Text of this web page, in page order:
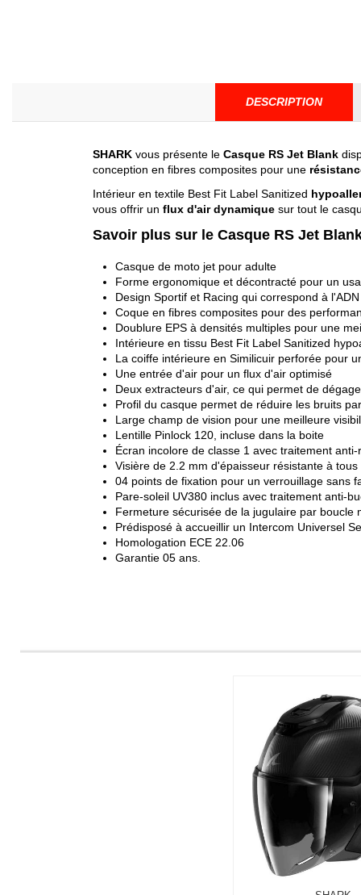
DESCRIPTION
SHARK vous présente le Casque RS Jet Blank
conception en fibres composites pour une
Intérieur en textile Best Fit Label Sanitized
vous offrir un flux d'air dynamique sur tout le
Savoir plus sur le Casque RS Jet
Casque de moto jet pour adulte
Forme ergonomique et décontracté pour un
Design Sportif et Racing qui correspond à
Coque en fibres composites pour des
Doublure EPS à densités multiples pour une
Intérieure en tissu Best Fit Label Sanitized
La coiffe intérieure en Similicuir perforée pour
Une entrée d'air pour un flux d'air optimisé
Deux extracteurs d'air, ce qui permet de
Profil du casque permet de réduire les bruits
Large champ de vision pour une meilleure
Lentille Pinlock 120, incluse dans la boite
Écran incolore de classe 1 avec traitement anti-
Visière de 2.2 mm d'épaisseur résistante à
04 points de fixation pour un verrouillage sans
Pare-soleil UV380 inclus avec traitement anti-
Fermeture sécurisée de la jugulaire par boucle
Prédisposé à accueillir un Intercom Universel
Homologation ECE 22.06
Garantie 05 ans.